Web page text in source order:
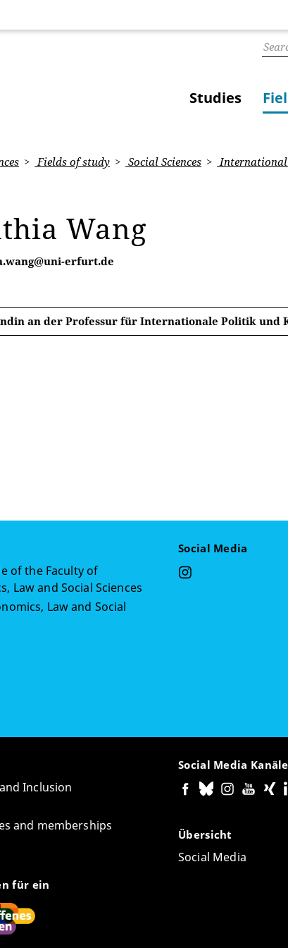
Studies
Fields of study Social Sciences International
Wang
erfurt.de
an der Professur für Internationale Politik und
of the Faculty of
Law and Social Sciences
Law and Social
Social Media
Inclusion
and memberships
für ein
Social Media Kanäle
Übersicht
Social Media